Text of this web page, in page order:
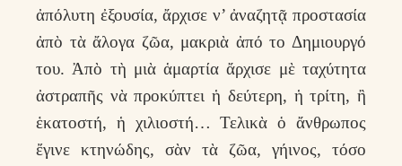
ἀπόλυτη ἐξουσία, ἄρχισε ν’ ἀναζητᾷ προστασία
ἀπὸ τὰ ἄλογα ζῶα, μακριὰ ἀπό το Δημιουργό
του. Ἀπὸ τὴ μιὰ ἁμαρτία ἄρχισε μὲ ταχύτητα
ἀστραπῆς νὰ προκύπτει ἡ δεύτερη, ἡ τρίτη, ἢ
ἑκατοστή, ἡ χιλιοστή… Τελικὰ ὁ ἄνθρωπος
ἔγινε κτηνώδης, σὰν τὰ ζῶα, γήινος, τόσο